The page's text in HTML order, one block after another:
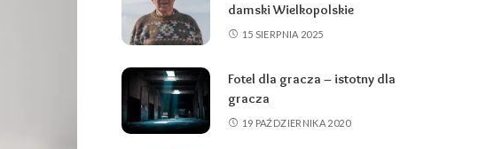
damski Wielkopolskie
15 SIERPNIA 2025
Fotel dla gracza – istotny dla
gracza
19 PAŹDZIERNIKA 2020